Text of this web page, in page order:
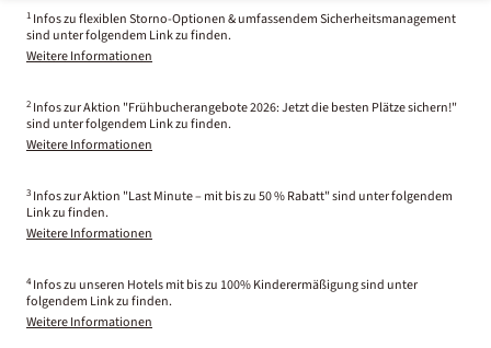
1 Infos zu flexiblen Storno-Optionen & umfassendem Sicherheitsmanagement
sind unter folgendem Link zu finden.
Weitere Informationen
2 Infos zur Aktion "Frühbucherangebote 2026: Jetzt die besten Plätze sichern!"
sind unter folgendem Link zu finden.
Weitere Informationen
3 Infos zur Aktion "Last Minute – mit bis zu 50 % Rabatt" sind unter folgendem
Link zu finden.
Weitere Informationen
4 Infos zu unseren Hotels mit bis zu 100% Kinderermäßigung sind unter
folgendem Link zu finden.
Weitere Informationen